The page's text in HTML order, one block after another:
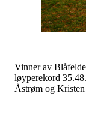
Vinner av
løyperekord
Åstrøm og